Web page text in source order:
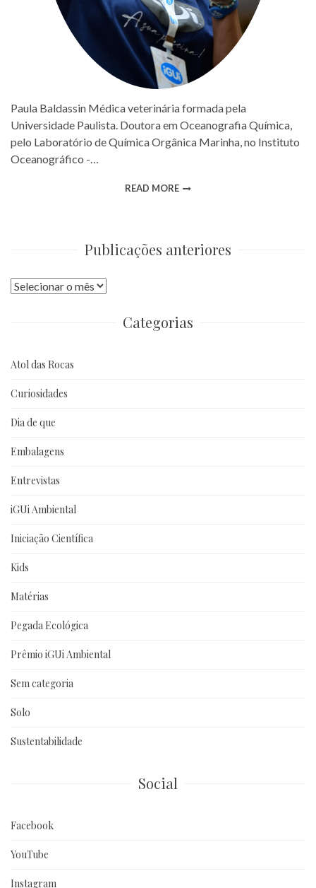
Paula Baldassin Médica veterinária formada pela
Universidade Paulista. Doutora em Oceanografia Química,
pelo Laboratório de Química Orgânica Marinha, no Instituto
Oceanográfico -…
READ MORE
Publicações anteriores
Publicações
Categorias
Atol das Rocas
Curiosidades
Dia de que
Embalagens
Entrevistas
iGUi Ambiental
Iniciação Científica
Kids
Matérias
Pegada Ecológica
Prêmio iGUi Ambiental
Sem categoria
Solo
Sustentabilidade
Social
Facebook
YouTube
Instagram